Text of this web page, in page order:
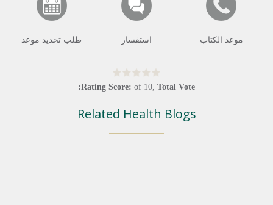
موعد الكتاب استفسار طلب تحديد موعد
Rating Score: of 10, Total Vote:
Related Health Blogs